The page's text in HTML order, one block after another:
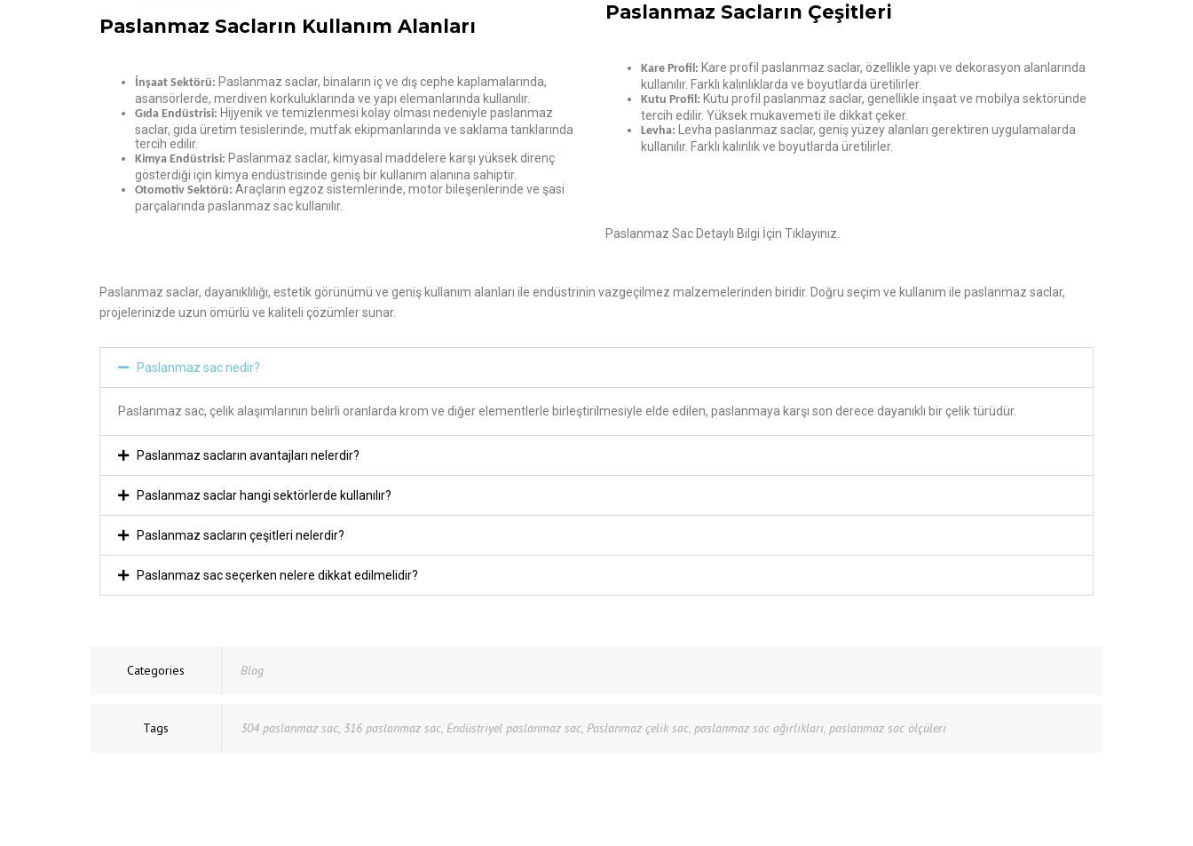
Paslanmaz Sacların Kullanım Alanları
İnşaat Sektörü: Paslanmaz saclar, binaların iç ve dış cephe kaplamalarında,
asansörlerde, merdiven korkuluklarında ve yapı elemanlarında kullanılır.
Gıda Endüstrisi: Hijyenik ve temizlenmesi kolay olması nedeniyle paslanmaz
saclar, gıda üretim tesislerinde, mutfak ekipmanlarında ve saklama tanklarında
tercih edilir.
Kimya Endüstrisi: Paslanmaz saclar, kimyasal maddelere karşı yüksek direnç
gösterdiği için kimya endüstrisinde geniş bir kullanım alanına sahiptir.
Otomotiv Sektörü: Araçların egzoz sistemlerinde, motor bileşenlerinde ve şasi
parçalarında paslanmaz sac kullanılır.
Paslanmaz Sacların Çeşitleri
Kare Profil: Kare profil paslanmaz saclar, özellikle yapı ve dekorasyon alanlarında
kullanılır. Farklı kalınlıklarda ve boyutlarda üretilirler.
Kutu Profil: Kutu profil paslanmaz saclar, genellikle inşaat ve mobilya sektöründe
tercih edilir. Yüksek mukavemeti ile dikkat çeker.
Levha: Levha paslanmaz saclar, geniş yüzey alanları gerektiren uygulamalarda
kullanılır. Farklı kalınlık ve boyutlarda üretilirler.
Paslanmaz Sac Detaylı Bilgi İçin Tıklayınız.
Paslanmaz saclar, dayanıklılığı, estetik görünümü ve geniş kullanım alanları ile endüstrinin vazgeçilmez malzemelerinden biridir. Doğru seçim ve kullanım ile paslanmaz saclar,
projelerinizde uzun ömürlü ve kaliteli çözümler sunar.
Paslanmaz sac nedir?
Paslanmaz sac, çelik alaşımlarının belirli oranlarda krom ve diğer elementlerle birleştirilmesiyle elde edilen, paslanmaya karşı son derece dayanıklı bir çelik türüdür.
Paslanmaz sacların avantajları nelerdir?
Paslanmaz saclar hangi sektörlerde kullanılır?
Paslanmaz sacların çeşitleri nelerdir?
Paslanmaz sac seçerken nelere dikkat edilmelidir?
Categories Blog
Tags 304 paslanmaz sac, 316 paslanmaz sac, Endüstriyel paslanmaz sac, Paslanmaz çelik sac, paslanmaz sac ağırlıkları, paslanmaz sac ölçüleri